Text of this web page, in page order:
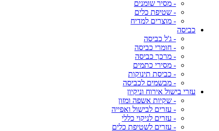
- מסיר שומנים
- שטיפת כלים
- מוצרים למדיח
כביסה
- ג'ל כביסה
- חומרי כביסה
- מרכך כביסה
- מסירי כתמים
- כביסת תינוקות
- מבשמים לכביסה
עזרי בישול אירוח וניקיון
- שקיות אשפה ומזון
- עזרים לבישול ואפייה
- עזרים לניקוי כללי
- עזרים לשטיפת כלים